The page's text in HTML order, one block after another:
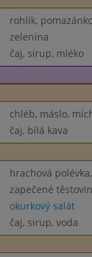
rohlík,
zelenina
čaj, sirup, mléko
chléb, máslo,
čaj, bílá kava
hrachová
zapečené
okurkový salát
čaj, sirup, voda